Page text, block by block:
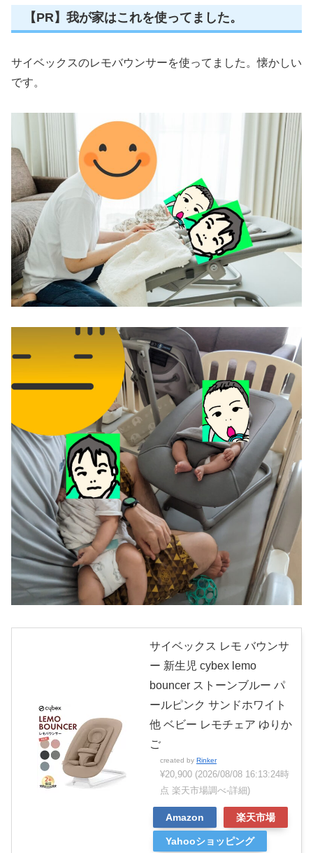
【PR】我が家はこれを使ってました。
サイベックスのレモバウンサーを使ってました。懐かしい
です。
サイベックス レモ バウンサ
ー 新生児 cybex lemo
bouncer ストーンブルー パ
ールピンク サンドホワイト
他 ベビー レモチェア ゆりか
ご
created by Rinker
¥20,900 (2026/08/08 16:13:24時
点 楽天市場調べ-詳細)
Amazon 楽天市場
Yahooショッピング